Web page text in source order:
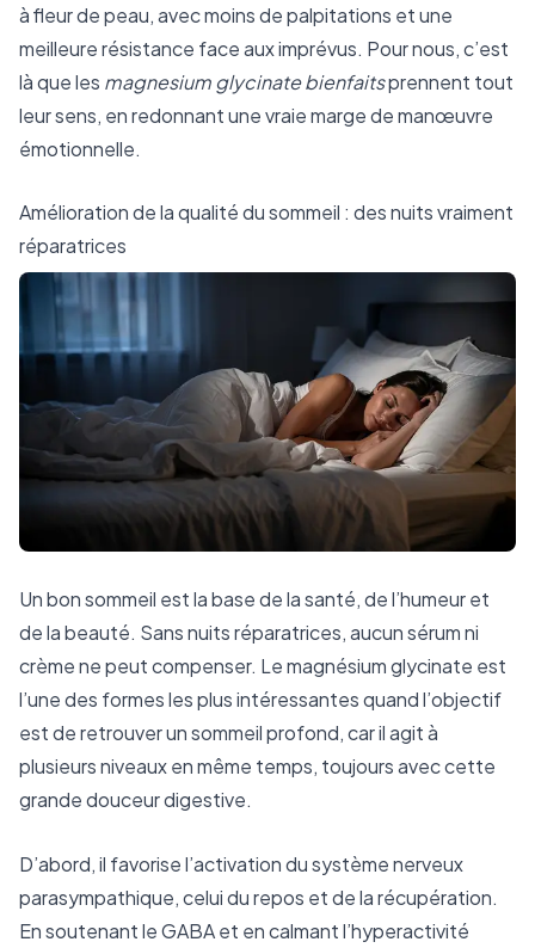
à fleur de peau, avec moins de palpitations et une
meilleure résistance face aux imprévus. Pour nous, c’est
là que les magnesium glycinate bienfaitsprennent tout
leur sens, en redonnant une vraie marge de manœuvre
émotionnelle.
Amélioration de la qualité du sommeil : des nuits vraiment
réparatrices
Un bon sommeil est la base de la santé, de l’humeur et
de la beauté. Sans nuits réparatrices, aucun sérum ni
crème ne peut compenser. Le magnésium glycinate est
l’une des formes les plus intéressantes quand l’objectif
est de retrouver un sommeil profond, car il agit à
plusieurs niveaux en même temps, toujours avec cette
grande douceur digestive.
D’abord, il favorise l’activation du système nerveux
parasympathique, celui du repos et de la récupération.
En soutenant le GABA et en calmant l’hyperactivité